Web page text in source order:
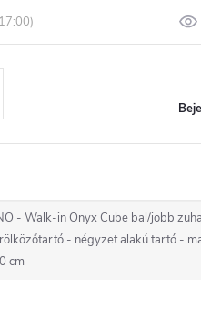
Általános Szerződési Feltételek
- Walk-in Onyx Cube bal/jobb
- négyzet alakú tartó -
cm